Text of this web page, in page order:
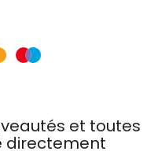
et toutes
directement